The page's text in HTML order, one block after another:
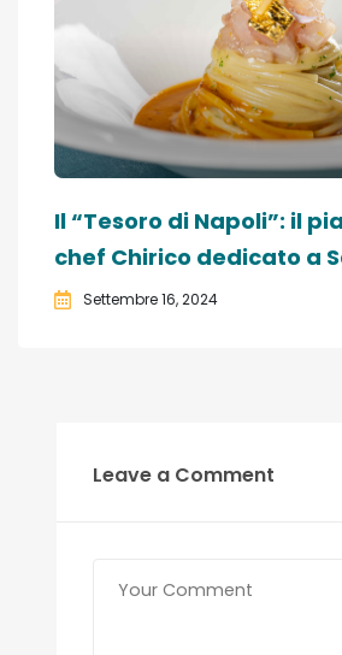
Il “Tesoro di Napoli”: il
chef Chirico dedicato a
Settembre 16, 2024
Leave a Comment